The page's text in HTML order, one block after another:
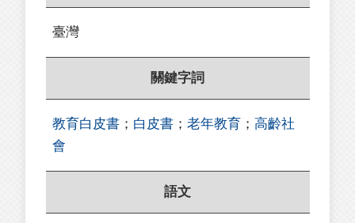
臺灣
關鍵字詞
教育白皮書 ； 白皮書 ； 老年教育 ； 高齡社
會
語文